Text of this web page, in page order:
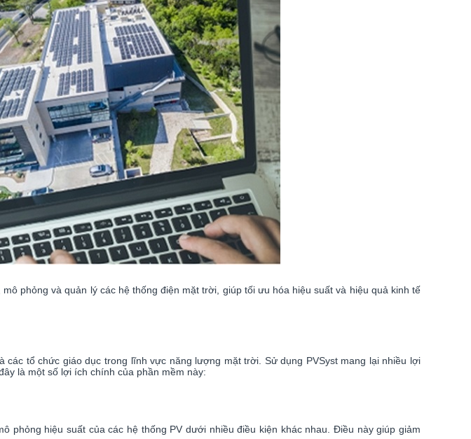
phỏng và quản lý các hệ thống điện mặt trời, giúp tối ưu hóa hiệu suất và hiệu quả kinh tế
tổ chức giáo dục trong lĩnh vực năng lượng mặt trời. Sử dụng PVSyst mang lại nhiều lợi
là một số lợi ích chính của phần mềm này:
hiệu suất của các hệ thống PV dưới nhiều điều kiện khác nhau. Điều này giúp giảm